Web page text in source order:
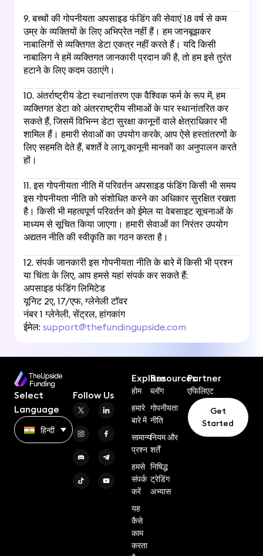
9. बच्चों की गोपनीयता अपसाइड फंडिंग की सेवाएं 18 वर्ष से कम
उम्र के व्यक्तियों के लिए अभिप्रेत नहीं हैं। हम जानबूझकर
नाबालिगों से व्यक्तिगत डेटा एकत्र नहीं करते हैं। यदि किसी
नाबालिग ने हमें व्यक्तिगत जानकारी प्रदान की है, तो हम इसे तुरंत
हटाने के लिए कदम उठाएंगे।
10. अंतर्राष्ट्रीय डेटा स्थानांतरण एक वैश्विक फर्म के रूप में, हम
व्यक्तिगत डेटा को अंतरराष्ट्रीय सीमाओं के पार स्थानांतरित कर
सकते हैं, जिसमें विभिन्न डेटा सुरक्षा कानूनों वाले क्षेत्राधिकार भी
शामिल हैं। हमारी सेवाओं का उपयोग करके, आप ऐसे हस्तांतरणों के
लिए सहमति देते हैं, बशर्ते वे लागू कानूनी मानकों का अनुपालन करते
हों।
11. इस गोपनीयता नीति में परिवर्तन अपसाइड फंडिंग किसी भी समय
इस गोपनीयता नीति को संशोधित करने का अधिकार सुरक्षित रखता
है। किसी भी महत्वपूर्ण परिवर्तन को ईमेल या वेबसाइट सूचनाओं के
माध्यम से सूचित किया जाएगा। हमारी सेवाओं का निरंतर उपयोग
अद्यतन नीति की स्वीकृति का गठन करता है।
12. संपर्क जानकारी इस गोपनीयता नीति के बारे में किसी भी प्रश्न
या चिंता के लिए, आप हमसे यहां संपर्क कर सकते हैं:
अपसाइड फंडिंग लिमिटेड
यूनिट 2ए, 17/एफ, ग्लेनेली टॉवर
नंबर 1 ग्लेनेली, सेंट्रल, हांगकांग
ईमेल: support@thefundingupside.com
Select
Language
हिन्दी
Follow Us
Explore
होम
हमारे
बारे में
सामान्य
प्रश्न
हमसे
संपर्क
करें
यह
कैसे
काम
करता
Resources
ब्लॉग
गोपनीयता
नीति
नियम और
शर्तें
निषिद्ध
ट्रेडिंग
अभ्यास
Partner
एफिलिएट
Get
Started